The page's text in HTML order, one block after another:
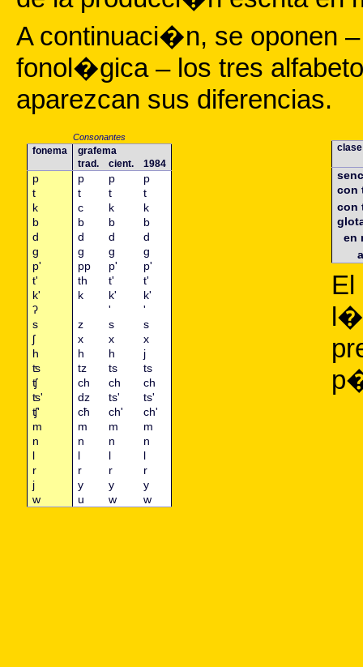
A continuaci�n, se oponen
fonol�gica – los tres
aparezcan sus diferencias.
Consonantes
fonema
grafema
trad.
cient. 1984
p p p
p
t
t t
t
k
c k
k
b
b b
b
d
d d
d
g
g g
g
p'
pp p'
p'
t'
th t'
t'
k'
k k'
k'
ʔ
'
'
s
z s
s
ʃ
x x
x
h
h h
j
ʦ
tz ts
ts
ʧ
ch ch
ch
ʦ'
dz ts'
ts'
ʧ'
cħ ch'
ch'
m
m m
m
n
n n
n
l
l l
l
r
r r
r
j
y y
y
w
u w w
clase
con
con
en
El